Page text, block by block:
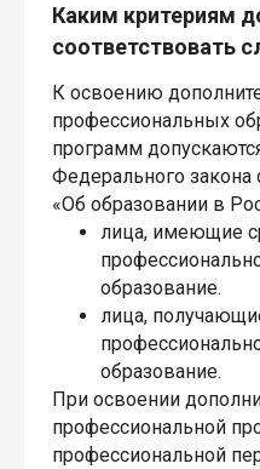
Каким критериям
соответствовать
К освоению
профессиональных
программ
Федерального
«Об образовании в
лица, имеющие
образование.
лица,
образование.
При освоении
профессиональной
профессиональной